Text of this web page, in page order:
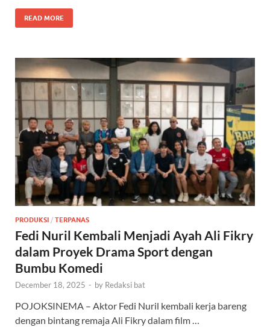
READ MORE
PRODUKSI / TERPANAS
Fedi Nuril Kembali Menjadi Ayah Ali Fikry
dalam Proyek Drama Sport dengan
Bumbu Komedi
December 18, 2025 - by Redaksi bat
POJOKSINEMA – Aktor Fedi Nuril kembali kerja bareng
dengan bintang remaja Ali Fikry dalam film …